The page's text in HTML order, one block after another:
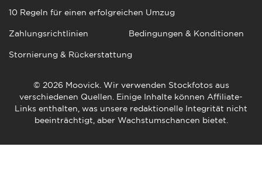
© 2026 Moovick. Wir verwenden Stockfotos aus
verschiedenen Quellen. Einige Inhalte können Affiliate-
Links enthalten, was unsere redaktionelle Integrität nicht
beeinträchtigt, aber Wachstumschancen bietet.
10 Regeln für einen erfolgreichen Umzug
Zahlungsrichtlinien Bedingungen & Konditionen
Stornierung & Rückerstattung